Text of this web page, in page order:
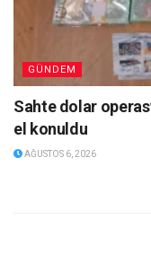
GÜNDEM
Sahte dolar
el konuldu
AĞUSTOS 6, 2026